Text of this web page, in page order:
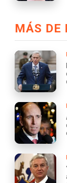
MÁS DE